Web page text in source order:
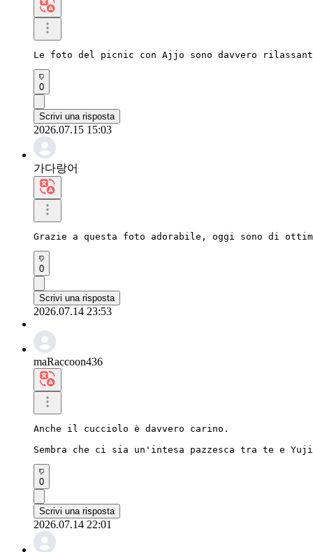
Le foto del picnic con Ajjo sono davvero
0
Scrivi una risposta
2026.07.15 15:03
가다랑어
Grazie a questa foto adorabile, oggi sono di
0
Scrivi una risposta
2026.07.14 23:53
maRaccoon436
Anche il cucciolo è davvero carino.
Sembra che ci sia un'intesa pazzesca tra te e
0
Scrivi una risposta
2026.07.14 22:01